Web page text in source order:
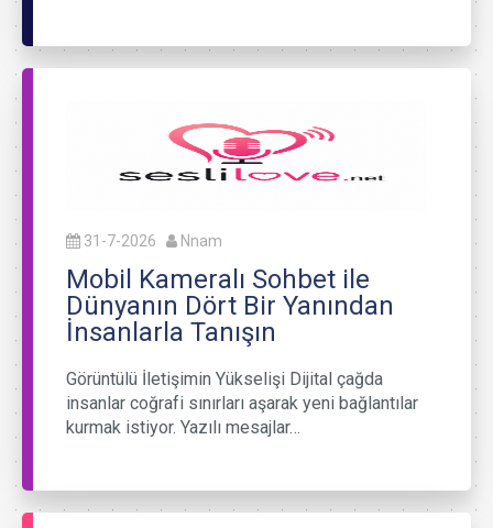
31-7-2026 Nnam
Mobil Kameralı Sohbet ile
Dünyanın Dört Bir Yanından
İnsanlarla Tanışın
Görüntülü İletişimin Yükselişi Dijital çağda
insanlar coğrafi sınırları aşarak yeni bağlantılar
kurmak istiyor. Yazılı mesajlar…